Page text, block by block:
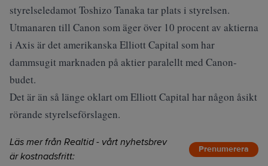
styrelseledamot Toshizo Tanaka tar plats i styrelsen.
Utmanaren till Canon som äger över 10 procent av aktierna
i Axis är det amerikanska Elliott Capital som har
dammsugit marknaden på aktier paralellt med Canon-
budet.
Det är än så länge oklart om Elliott Capital har någon åsikt
rörande styrelseförslagen.
Läs mer från Realtid - vårt nyhetsbrev
är kostnadsfritt:
Prenumerera